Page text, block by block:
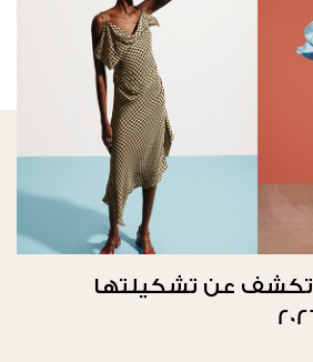
&Other Stories تكشف عن تشكيلتها